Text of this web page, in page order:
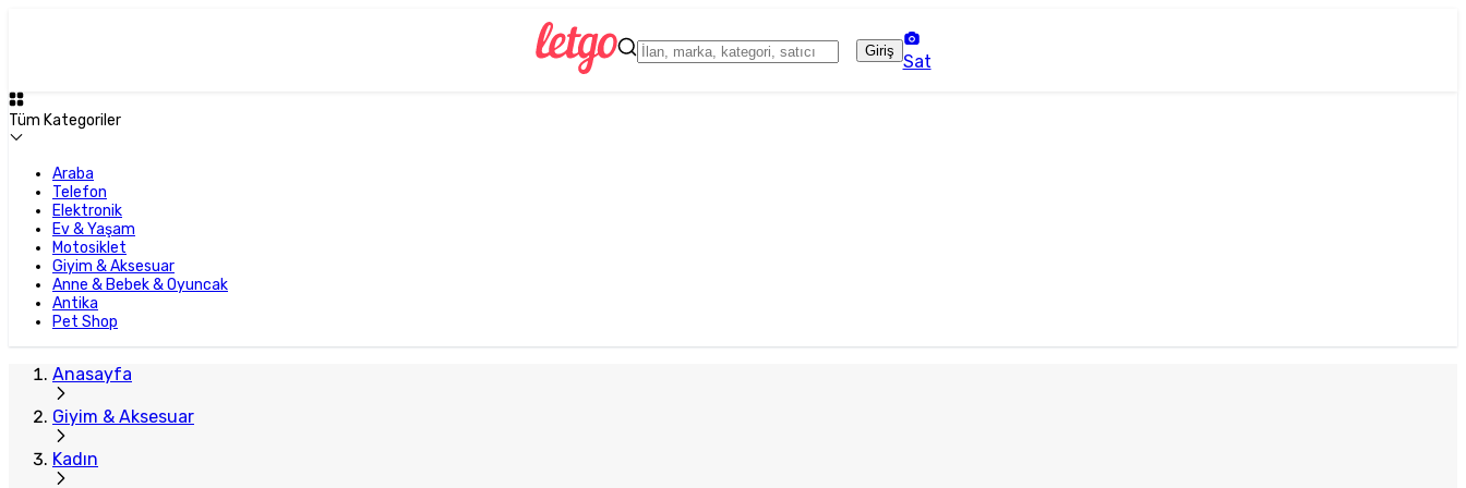
Giriş
Sat
Tüm Kategoriler
Araba
Telefon
Elektronik
Ev & Yaşam
Motosiklet
Giyim & Aksesuar
Anne & Bebek & Oyuncak
Antika
Pet Shop
Anasayfa
Giyim & Aksesuar
Kadın